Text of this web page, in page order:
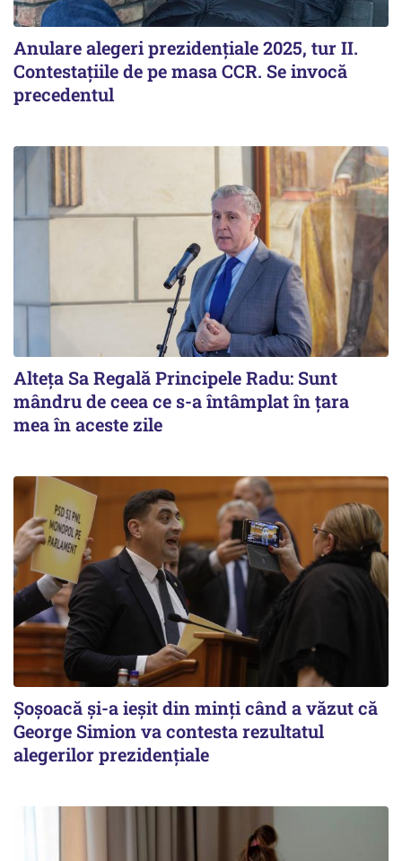
Anulare alegeri prezidențiale 2025, tur II.
Contestațiile de pe masa CCR. Se invocă
precedentul
Alteţa Sa Regală Principele Radu: Sunt
mândru de ceea ce s-a întâmplat în ţara
mea în aceste zile
Șoșoacă și-a ieșit din minți când a văzut că
George Simion va contesta rezultatul
alegerilor prezidențiale